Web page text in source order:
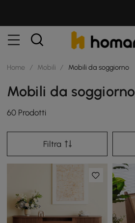
Home / Mobili / Mobili da soggiorno
Mobili da soggiorno
60 Prodotti
Filtra